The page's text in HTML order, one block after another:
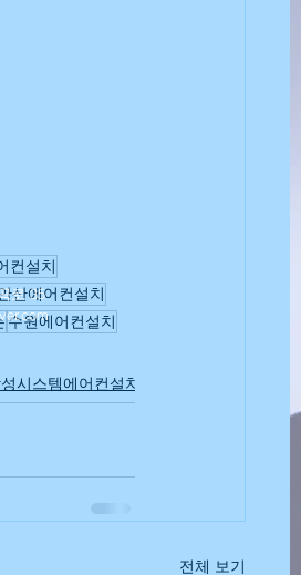
설치 | 에어컨판매
컨설치
산에어컨설치
수원에어컨설치
에어
시스템에어컨설치 | 이전설치 | 에어컨 판매
전체 보기
로 35